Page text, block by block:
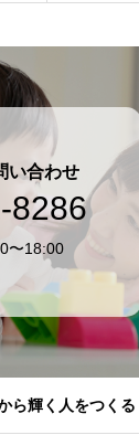
い合わせ
8286
〜18:00
ら輝く人をつく